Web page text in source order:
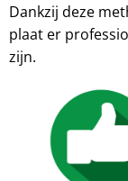
Dankzij deze
plaat er
zijn.